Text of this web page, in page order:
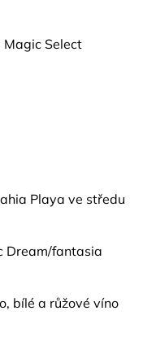
Select
Playa ve středu
Dream/fantasia
bílé a růžové víno